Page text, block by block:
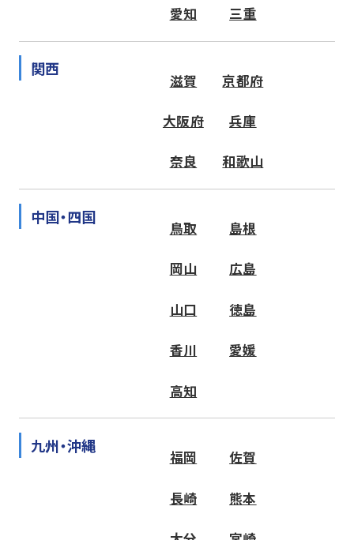
愛知 三重
関西
滋賀 京都府
大阪府 兵庫
奈良 和歌山
中国・四国
鳥取 島根
岡山 広島
山口 徳島
香川 愛媛
高知
九州・沖縄
福岡 佐賀
長崎 熊本